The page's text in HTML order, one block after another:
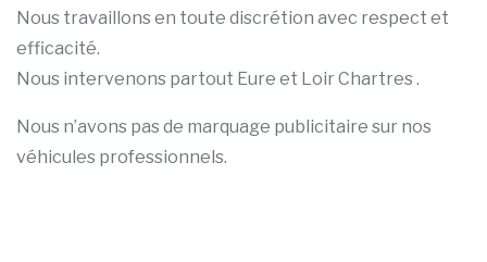
Nous travaillons en toute discrétion avec respect et
efficacité.
Nous intervenons partout Eure et Loir Chartres .
Nous n’avons pas de marquage publicitaire sur nos
véhicules professionnels.